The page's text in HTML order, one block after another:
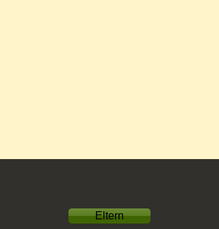
Eltern